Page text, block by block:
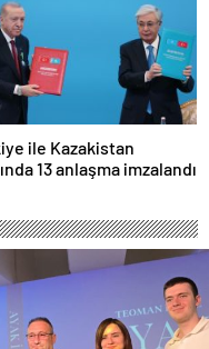
ile Kazakistan
13 anlaşma imzalandı